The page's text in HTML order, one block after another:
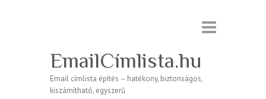
EmailCímlista.hu
Email címlista építés – hatékony, biztonságos,
kiszámítható, egyszerű